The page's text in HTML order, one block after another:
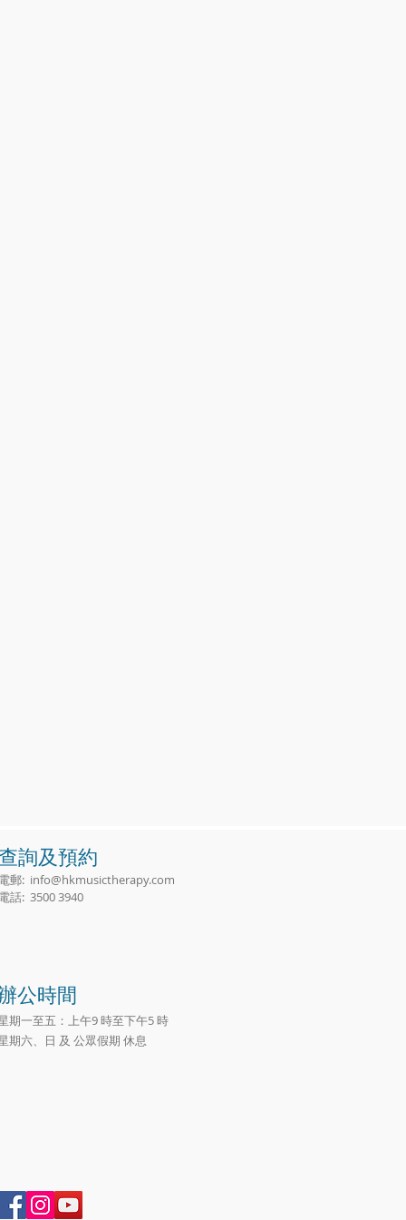
詢及預約
郵: info@hkmusictherapy.com
話: 3500 3940
公時間
期一至五：上午9 時至下午5 時
期六、日 及 公眾假期 休息​